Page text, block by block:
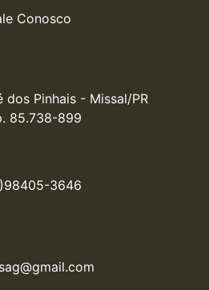
Conosco
dos Pinhais - Missal/PR
85.738-899
3646